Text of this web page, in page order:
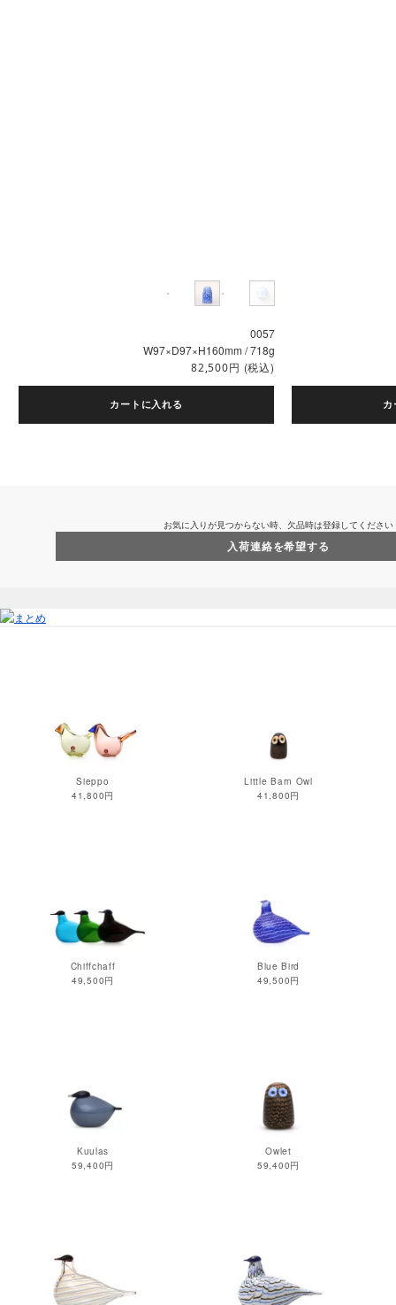
0057
W97×D97×H160mm / 718g
82,500円 (税込)
カートに入れる カ
お気に入りが見つからない時、欠品時は登録してください
入荷連絡を希望する
Sieppo
41,800円
Little Barn Owl
41,800円
Chiffchaff
49,500円
Blue Bird
49,500円
Kuulas
59,400円
Owlet
59,400円